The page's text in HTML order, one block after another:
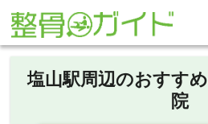
塩山駅周辺のおすす
院